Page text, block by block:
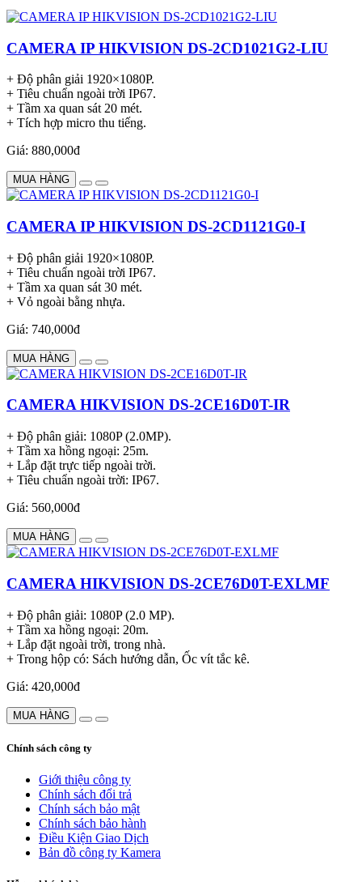
CAMERA IP HIKVISION DS-2CD1021G2-LIU
+ Độ phân giải 1920×1080P.
+ Tiêu chuẩn ngoài trời IP67.
+ Tầm xa quan sát 20 mét.
+ Tích hợp micro thu tiếng.
Giá: 880,000đ
MUA HÀNG
CAMERA IP HIKVISION DS-2CD1121G0-I
+ Độ phân giải 1920×1080P.
+ Tiêu chuẩn ngoài trời IP67.
+ Tầm xa quan sát 30 mét.
+ Vỏ ngoài bằng nhựa.
Giá: 740,000đ
MUA HÀNG
CAMERA HIKVISION DS-2CE16D0T-IR
+ Độ phân giải: 1080P (2.0MP).
+ Tầm xa hồng ngoại: 25m.
+ Lắp đặt trực tiếp ngoài trời.
+ Tiêu chuẩn ngoài trời: IP67.
Giá: 560,000đ
MUA HÀNG
CAMERA HIKVISION DS-2CE76D0T-EXLMF
+ Độ phân giải: 1080P (2.0 MP).
+ Tầm xa hồng ngoại: 20m.
+ Lắp đặt ngoài trời, trong nhà.
+ Trong hộp có: Sách hướng dẫn, Ốc vít tắc kê.
Giá: 420,000đ
MUA HÀNG
Chính sách công ty
Giới thiệu công ty
Chính sách đổi trả
Chính sách bảo mật
Chính sách bảo hành
Điều Kiện Giao Dịch
Bản đồ công ty Kamera